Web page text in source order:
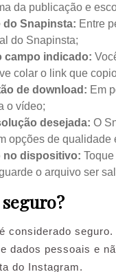
da publicação e
do Snapinsta: Entre
do Snapinsta;
campo indicado:
colar o link que
de download: Em
o vídeo;
desejada: O
opções de qualidade
no dispositivo:
o arquivo ser
considerado
dados pessoais e
do Instagram.